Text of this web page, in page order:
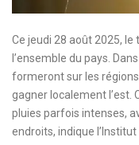
Ce jeudi 28 août 2025,
l’ensemble du pays.
formeront sur les
gagner localement l’est.
pluies parfois intenses,
endroits, indique